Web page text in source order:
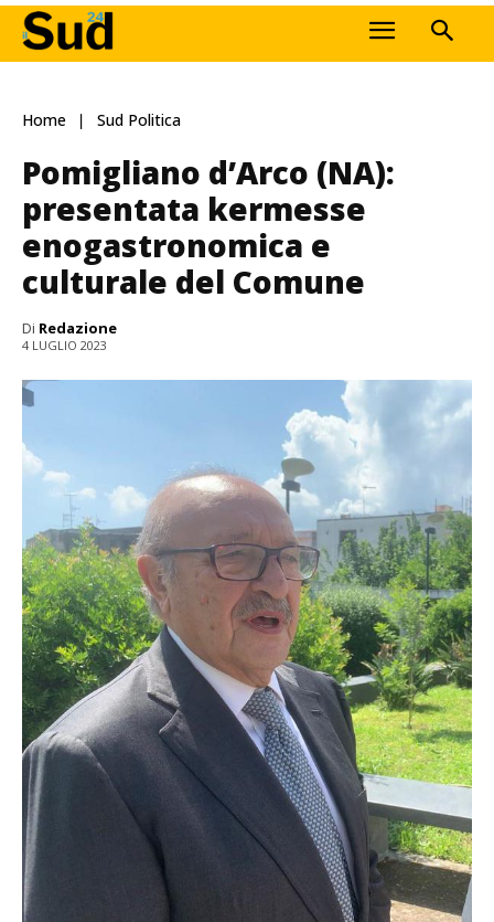
Home Sud Politica
Pomigliano d’Arco (NA):
presentata kermesse
enogastronomica e
culturale del Comune
Di Redazione
4 LUGLIO 2023